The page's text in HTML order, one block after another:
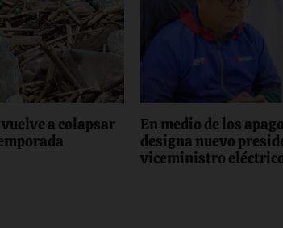
a colapsar
En medio de los
designa nuevo
viceministro